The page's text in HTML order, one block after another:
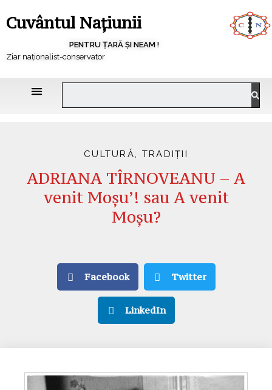
Cuvântul Națiunii
PENTRU ȚARĂ ȘI NEAM !
Ziar naționalist-conservator
CULTURĂ, TRADIȚII
ADRIANA TÎRNOVEANU – A
venit Moșu’! sau A venit
Moșu?
Facebook Twitter
LinkedIn